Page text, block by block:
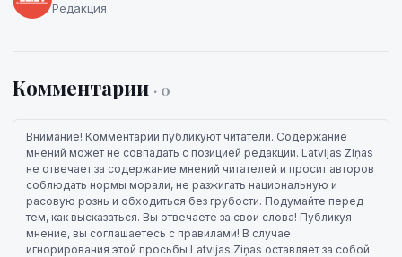
Редакция
Комментарии · 0
Внимание! Комментарии публикуют читатели. Содержание
мнений может не совпадать с позицией редакции. Latvijas Ziņas
не отвечает за содержание мнений читателей и просит авторов
соблюдать нормы морали, не разжигать национальную и
расовую рознь и обходиться без грубости. Подумайте перед
тем, как высказаться. Вы отвечаете за свои слова! Публикуя
мнение, вы соглашаетесь с правилами! В случае
игнорирования этой просьбы Latvijas Ziņas оставляет за собой